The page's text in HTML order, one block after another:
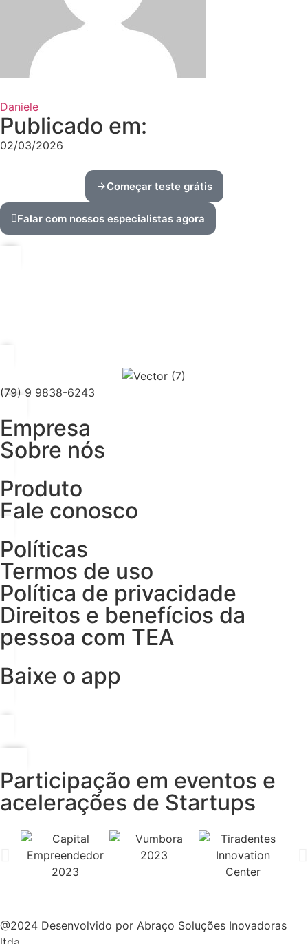
Daniele
Publicado em:
02/03/2026
Começar teste grátis
Falar com nossos especialistas agora
(79) 9 9838-6243
Empresa
Sobre nós
Produto
Fale conosco
Políticas
Termos de uso
Política de privacidade
Direitos e benefícios da
pessoa com TEA
Baixe o app
Participação em eventos e
acelerações de Startups
@2024 Desenvolvido por Abraço Soluções Inovadoras